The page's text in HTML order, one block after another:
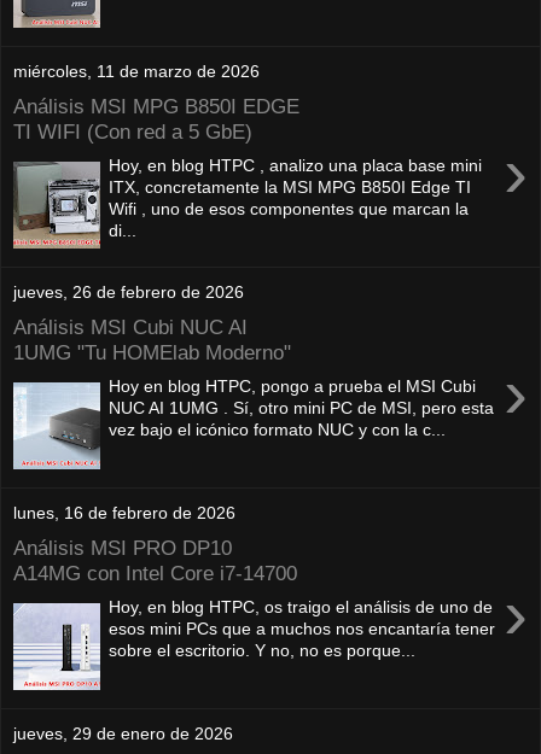
miércoles, 11 de marzo de 2026
Análisis MSI MPG B850I EDGE
TI WIFI (Con red a 5 GbE)
›
Hoy, en blog HTPC , analizo una placa base mini
ITX, concretamente la MSI MPG B850I Edge TI
Wifi , uno de esos componentes que marcan la
di...
jueves, 26 de febrero de 2026
Análisis MSI Cubi NUC AI
1UMG "Tu HOMElab Moderno"
›
Hoy en blog HTPC, pongo a prueba el MSI Cubi
NUC AI 1UMG . Sí, otro mini PC de MSI, pero esta
vez bajo el icónico formato NUC y con la c...
lunes, 16 de febrero de 2026
Análisis MSI PRO DP10
A14MG con Intel Core i7-14700
›
Hoy, en blog HTPC, os traigo el análisis de uno de
esos mini PCs que a muchos nos encantaría tener
sobre el escritorio. Y no, no es porque...
jueves, 29 de enero de 2026